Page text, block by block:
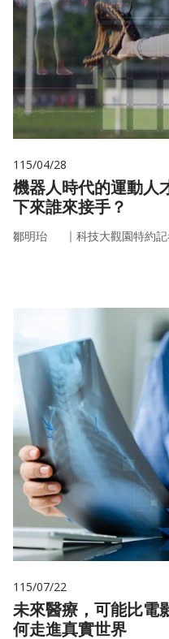
115/04/28
機器人時代的運動人
下來誰來接手？
鄒明珆 ｜ 科技大觀園特約
115/07/22
未來醫療，可能比電
何走進真實世界